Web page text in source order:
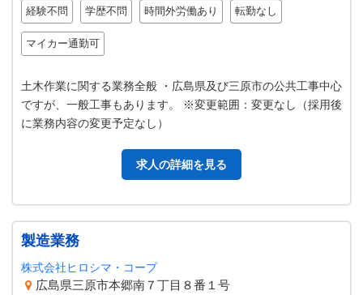
経験不問 学歴不問 時間外労働あり 転勤なし
マイカー通勤可
土木作業に関する業務全般 ・広島県及び三原市の公共工事中心
ですが、一般工事もあります。 ※変更範囲：変更なし（採用後
に業務内容の変更予定なし）
求人の詳細を見る
製造業務
株式会社ヒロシマ・コープ
広島県三原市本郷南７丁目８番１号